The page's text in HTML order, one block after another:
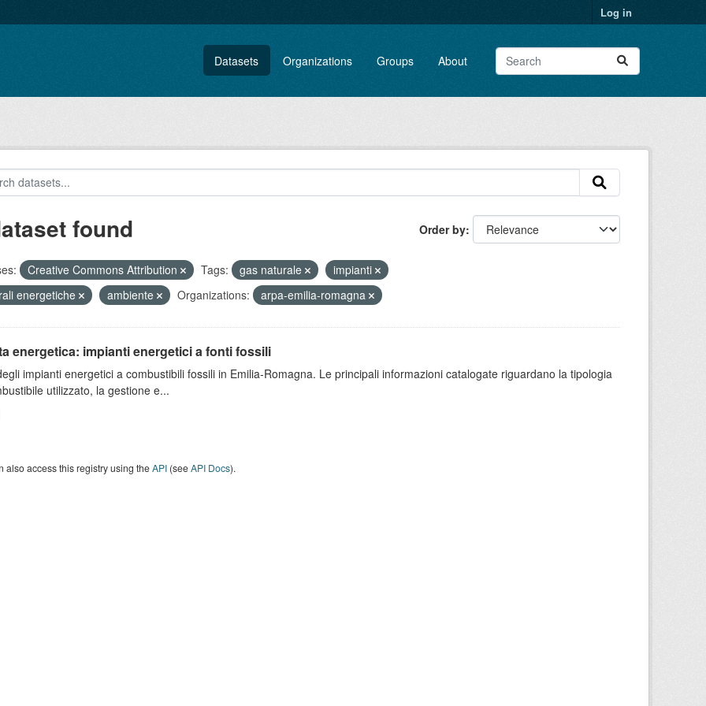
Log in
Datasets Organizations Groups About
Order by
found
Creative Commons Attribution Tags: gas naturale
impianti
energetiche
ambiente Organizations: arpa-emilia-romagna
energetica: impianti energetici a fonti fossili
impianti energetici a combustibili fossili in Emilia-Romagna. Le principali informazioni catalogate riguardano la tipologia
utilizzato, la gestione e...
also access this registry using theAPI(seeAPI Docs).